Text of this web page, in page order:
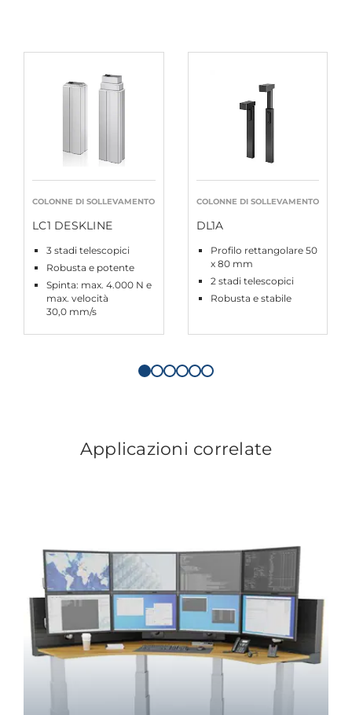
COLONNE DI SOLLEVAMENTO
LC1 DESKLINE
3 stadi telescopici
Robusta e potente
Spinta: max. 4.000 N e
max. velocità
30,0 mm/s
COLONNE DI SOLLEVAMENTO
DL1A
Profilo rettangolare 50
x 80 mm
2 stadi telescopici
Robusta e stabile
Applicazioni correlate